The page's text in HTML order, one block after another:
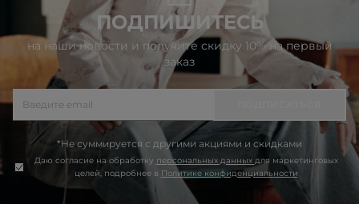
ПОДПИШИТЕСЬ
на наши новости и получите скидку 10% на первый
заказ
*Не суммируется с другими акциями и скидками
Даю согласие на обработку персональных данных для маркетинговых
целей, подробнее в Политике конфиденциальности